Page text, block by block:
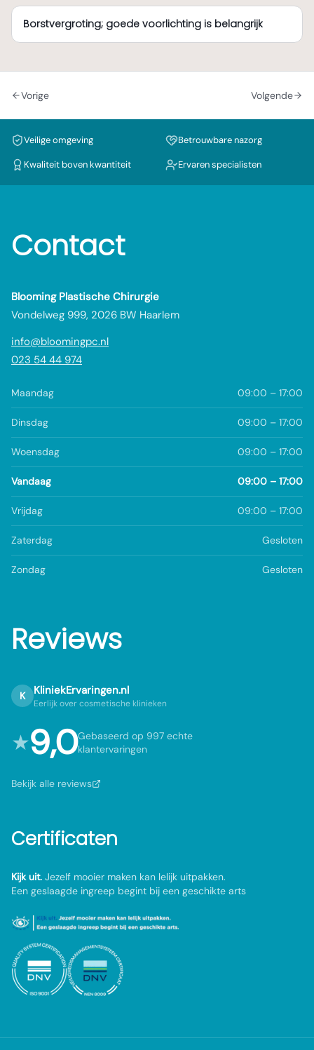
Borstvergroting; goede voorlichting is belangrijk
Vorige Volgende
Veilige omgeving Betrouwbare nazorg
Kwaliteit boven kwantiteit Ervaren specialisten
Contact
Blooming Plastische Chirurgie
Vondelweg 999, 2026 BW Haarlem
info@bloomingpc.nl
023 54 44 974
Maandag 09:00 – 17:00
Dinsdag 09:00 – 17:00
Woensdag 09:00 – 17:00
Vandaag 09:00 – 17:00
Vrijdag 09:00 – 17:00
Zaterdag Gesloten
Zondag Gesloten
Reviews
K KliniekErvaringen.nl
Eerlijk over cosmetische klinieken
★9,0Gebaseerd op 997 echte
klantervaringen
Bekijk alle reviews
Certificaten
Kijk uit. Jezelf mooier maken kan lelijk uitpakken.
Een geslaagde ingreep begint bij een geschikte arts